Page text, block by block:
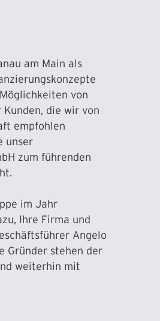
am Main als
von
die wir von
empfohlen
unser
zum führenden
im Jahr
Ihre Firma und
Angelo
Gründer stehen der
weiterhin mit